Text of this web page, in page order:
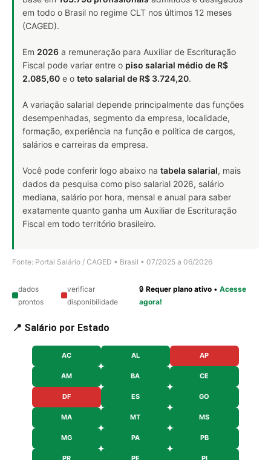
em todo o Brasil no regime CLT nos últimos 12 meses
(CAGED).
Em 2026 a remuneração para Auxiliar de Escrituração
Fiscal pode variar entre o piso salarial médio de R$
2.085,60 e o teto salarial de R$ 3.724,20.
A variação salarial depende principalmente das funções
desempenhadas, segmento da empresa, localidade,
formação, experiência na função e política de cargos,
salários e carreiras da empresa.
Você pode conferir logo abaixo na tabela salarial, mais
dados da pesquisa como piso salarial 2026, salário
mediana, salário por hora, mensal e anual para saber
exatamente quanto ganha um Auxiliar de Escrituração
Fiscal em todo território brasileiro.
Fonte: Portal Salário / CAGED • Brasil • 07/2025 a 06/2026
dados
prontos
verificar
disponibilidade
🔒Requer plano ativo •Acesse
agora!
📍 Salário por Estado
AC AL AP
AM BA CE
DF ES GO
MA MT MS
MG PA PB
PR PE PI